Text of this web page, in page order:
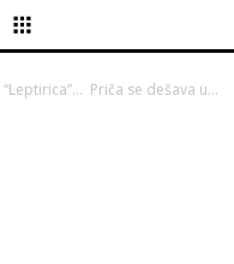
Priča se dešava u...